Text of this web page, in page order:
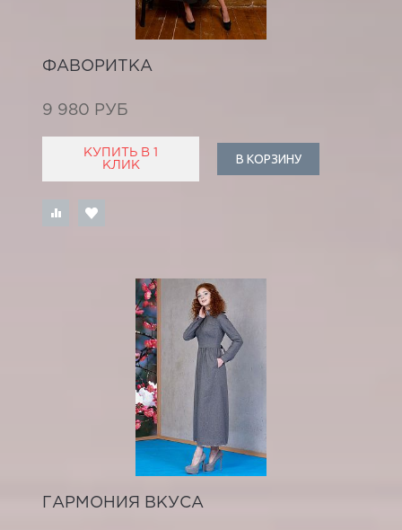
ФАВОРИТКА
9 980 РУБ
КУПИТЬ В 1
КЛИК
В КОРЗИНУ
ГАРМОНИЯ ВКУСА